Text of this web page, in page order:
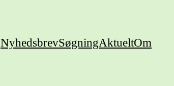
NyhedsbrevSøgningAktueltOm